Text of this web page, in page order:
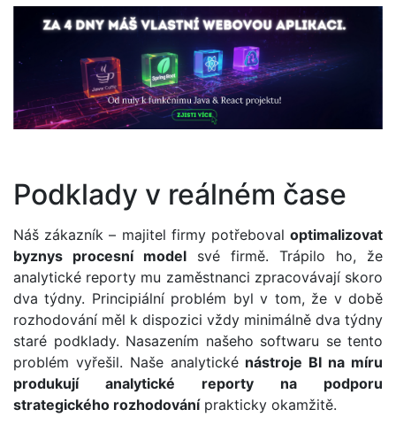
Podklady v reálném čase
Náš zákazník – majitel firmy potřeboval optimalizovat
byznys procesní model své firmě. Trápilo ho, že
analytické reporty mu zaměstnanci zpracovávají skoro
dva týdny. Principiální problém byl v tom, že v době
rozhodování měl k dispozici vždy minimálně dva týdny
staré podklady. Nasazením našeho softwaru se tento
problém vyřešil. Naše analytické nástroje BI na míru
produkují analytické reporty na podporu
strategického rozhodováníprakticky okamžitě.